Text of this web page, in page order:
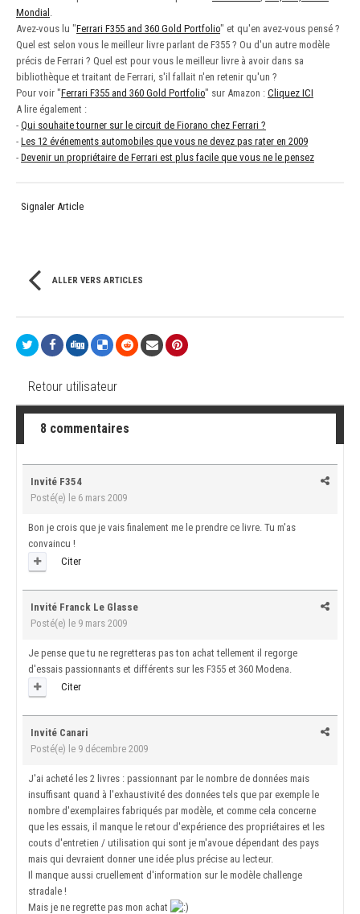
Mondial
Avez-vous lu "Ferrari F355 and 360 Gold Portfolio" et qu'en avez-vous pensé ?
Quel est selon vous le meilleur livre parlant de F355 ? Ou d'un autre modèle
précis de Ferrari ? Quel est pour vous le meilleur livre à avoir dans sa
bibliothèque et traitant de Ferrari, s'il fallait n'en retenir qu'un ?
Pour voir "Ferrari F355 and 360 Gold Portfolio" sur Amazon : Cliquez ICI
A lire également :
- Qui souhaite tourner sur le circuit de Fiorano chez Ferrari ?
- Les 12 événements automobiles que vous ne devez pas rater en 2009
- Devenir un propriétaire de Ferrari est plus facile que vous ne le pensez
Signaler Article
ALLER VERS ARTICLES
Retour utilisateur
8 commentaires
Invité F354
Posté(e) le 6 mars 2009
Bon je crois que je vais finalement me le prendre ce livre. Tu m'as
convaincu !
Citer
Invité Franck Le Glasse
Posté(e) le 9 mars 2009
Je pense que tu ne regretteras pas ton achat tellement il regorge
d'essais passionnants et différents sur les F355 et 360 Modena.
Citer
Invité Canari
Posté(e) le 9 décembre 2009
J'ai acheté les 2 livres : passionnant par le nombre de données mais
insuffisant quand à l'exhaustivité des données tels que par exemple le
nombre d'exemplaires fabriqués par modèle, et comme cela concerne
que les essais, il manque le retour d'expérience des propriétaires et les
couts d'entretien / utilisation qui sont je m'avoue dépendant des pays
mais qui devraient donner une idée plus précise au lecteur.
Il manque aussi cruellement d'information sur le modèle challenge
stradale !
Mais je ne regrette pas mon achat